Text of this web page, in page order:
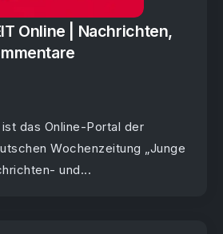
Online | Nachrichten,
ist das Online-Portal der
Wochenzeitung „Junge
und...